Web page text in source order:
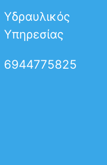
Υδραυλικός
Υπηρεσίας
6944775825